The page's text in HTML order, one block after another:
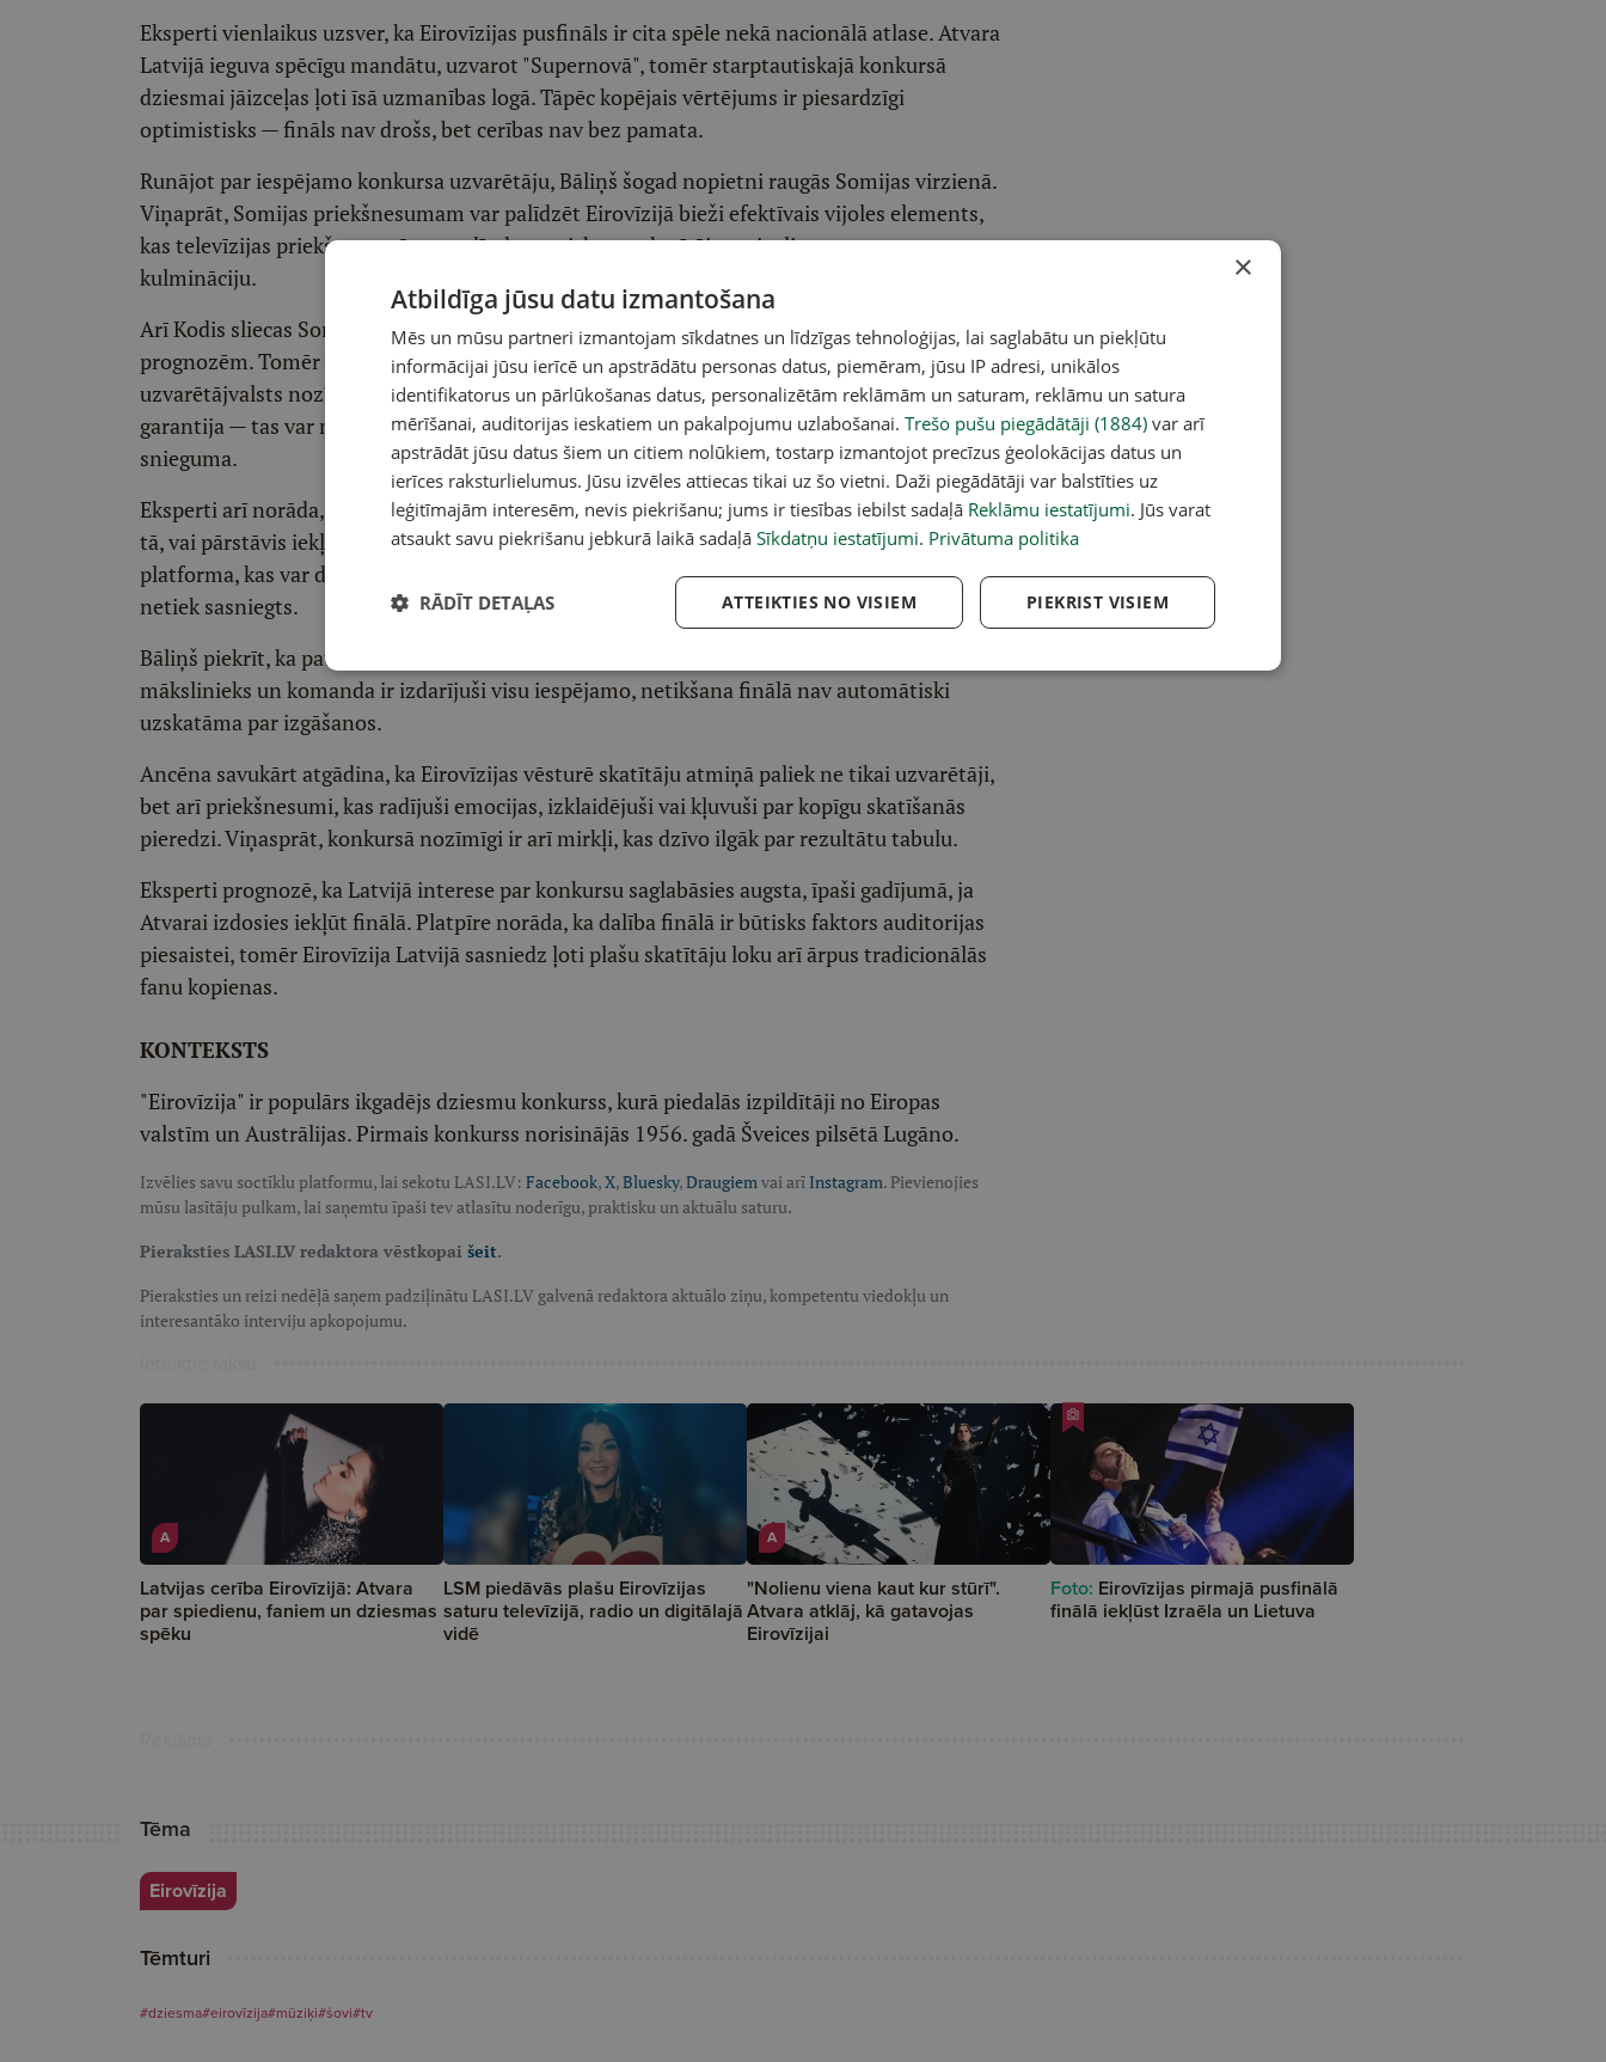
Eksperti vienlaikus uzsver, ka Eirovīzijas pusfināls ir cita spēle nekā nacionālā atlase. Atvara
Latvijā ieguva spēcīgu mandātu, uzvarot "Supernovā", tomēr starptautiskajā konkursā
dziesmai jāizceļas ļoti īsā uzmanības logā. Tāpēc kopējais vērtējums ir piesardzīgi
optimistisks — fināls nav drošs, bet cerības nav bez pamata.
Runājot par iespējamo konkursa uzvarētāju, Bāliņš šogad nopietni raugās Somijas virzienā.
Viņaprāt, Somijas priekšnesumam var palīdzēt Eirovīzijā bieži efektīvais vijoles elements,
kas televīzijas priekšnesumā var radīt dramatisku un skatītājam viegli uztveramu
kulmināciju.
Arī Kodis sliecas Somijas virzienā, atsaucoties gan uz fanu noskaņojumu, gan bukmeikeru
prognozēm. Tomēr viņš atgādina, ka fanu prognozes nereti sajaucas ar vēlmēm, jo
uzvarētājvalsts nozīmē arī nākamā gada konkursa galamērķi. Eirovīzijā favorīta statuss nav
garantija — tas var mainīties pēc mēģinājumiem, televīzijas kadriem vai neveiksmīga vokālā
snieguma.
Eksperti arī norāda, ka Eirovīzijas rezultātu Latvijā bieži mēdz vērtēt pārāk šauri — tikai pēc
tā, vai pārstāvis iekļuvis finālā. Kodis uzsver, ka konkurss māksliniekam ir arī starptautiska
platforma, kas var dot jaunus fanus, koncertu iespējas un atpazīstamību arī tad, ja fināls
netiek sasniegts.
Bāliņš piekrīt, ka pati nonākšana uz Eirovīzijas skatuves jau ir liels sasniegums. Ja
mākslinieks un komanda ir izdarījuši visu iespējamo, netikšana finālā nav automātiski
uzskatāma par izgāšanos.
Ancēna savukārt atgādina, ka Eirovīzijas vēsturē skatītāju atmiņā paliek ne tikai uzvarētāji,
bet arī priekšnesumi, kas radījuši emocijas, izklaidējuši vai kļuvuši par kopīgu skatīšanās
pieredzi. Viņasprāt, konkursā nozīmīgi ir arī mirkļi, kas dzīvo ilgāk par rezultātu tabulu.
Eksperti prognozē, ka Latvijā interese par konkursu saglabāsies augsta, īpaši gadījumā, ja
Atvarai izdosies iekļūt finālā. Platpīre norāda, ka dalība finālā ir būtisks faktors auditorijas
piesaistei, tomēr Eirovīzija Latvijā sasniedz ļoti plašu skatītāju loku arī ārpus tradicionālās
fanu kopienas.
KONTEKSTS
"Eirovīzija" ir populārs ikgadējs dziesmu konkurss, kurā piedalās izpildītāji no Eiropas
valstīm un Austrālijas. Pirmais konkurss norisinājās 1956. gadā Šveices pilsētā Lugāno.
Izvēlies savu soctīklu platformu, lai sekotu LASI.LV: Facebook,X,Bluesky,Draugiemvai arī Instagram. Pievienojies
mūsu lasītāju pulkam, lai saņemtu īpaši tev atlasītu noderīgu, praktisku un aktuālu saturu.
Pieraksties LASI.LV redaktora vēstkopai šeit.
Pieraksties un reizi nedēļā saņem padziļinātu LASI.LV galvenā redaktora aktuālo ziņu, kompetentu viedokļu un
interesantāko interviju apkopojumu.
A
Latvijas cerība Eirovīzijā: Atvara
par spiedienu, faniem un dziesmas
spēku
LSM piedāvās plašu Eirovīzijas
saturu televīzijā, radio un digitālajā
vidē
A
"Nolienu viena kaut kur stūrī".
Atvara atklāj, kā gatavojas
Eirovīzijai
Foto: Eirovīzijas pirmajā pusfinālā
finālā iekļūst Izraēla un Lietuva
Tēma
Eirovīzija
Tēmturi
#dziesma#eirovīzija#mūziķi#šovi#tv
×
Atbildīga jūsu datu izmantošana
Mēs un mūsu partneri izmantojam sīkdatnes un līdzīgas tehnoloģijas, lai saglabātu un piekļūtu
informācijai jūsu ierīcē un apstrādātu personas datus, piemēram, jūsu IP adresi, unikālos
identifikatorus un pārlūkošanas datus, personalizētām reklāmām un saturam, reklāmu un satura
mērīšanai, auditorijas ieskatiem un pakalpojumu uzlabošanai. Trešo pušu piegādātāji (1884) var arī
apstrādāt jūsu datus šiem un citiem nolūkiem, tostarp izmantojot precīzus ģeolokācijas datus un
ierīces raksturlielumus. Jūsu izvēles attiecas tikai uz šo vietni. Daži piegādātāji var balstīties uz
leģitīmajām interesēm, nevis piekrišanu; jums ir tiesības iebilst sadaļā Reklāmu iestatījumi. Jūs varat
atsaukt savu piekrišanu jebkurā laikā sadaļā Sīkdatņu iestatījumi. Privātuma politika
PIEKRIST VISIEM
ATTEIKTIES NO VISIEM
RĀDĪT DETAĻAS